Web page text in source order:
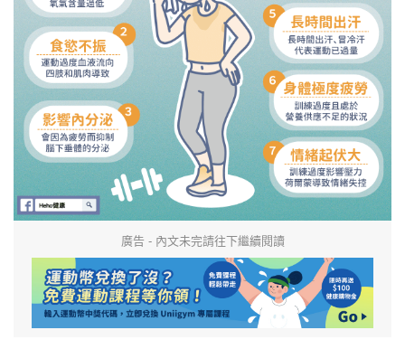
廣告 - 內文未完請往下繼續閱讀